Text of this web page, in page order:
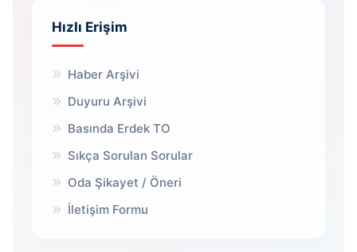
Hızlı Erişim
Haber Arşivi
Duyuru Arşivi
Basında Erdek TO
Sıkça Sorulan Sorular
Oda Şikayet / Öneri
İletişim Formu